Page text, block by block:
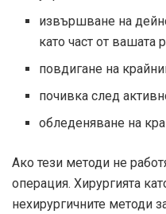
извършване на
като част от вашата
повдигане на
почивка след
обледеняване на
Ако тези методи не
операция. Хирургията
нехирургичните методи